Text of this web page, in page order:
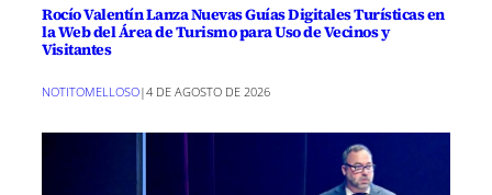
Rocío Valentín Lanza Nuevas Guías Digitales Turísticas en
la Web del Área de Turismo para Uso de Vecinos y
Visitantes
NOTITOMELLOSO|4 DE AGOSTO DE 2026